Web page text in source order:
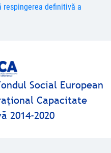
respingerea definitivă a
Social European
Capacitate
2014-2020